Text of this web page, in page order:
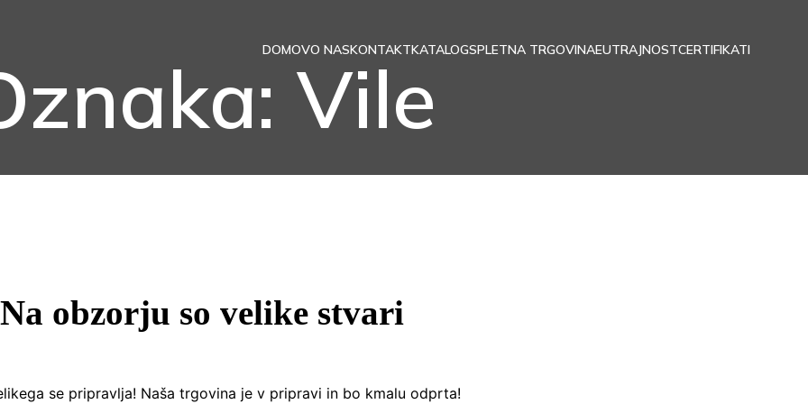
DOMOVO NASKONTAKTKATALOGSPLETNA TRGOVINAEUTRAJNOSTCERTIFIKATI
Vile
Na obzorju so velike stvari
se pripravlja! Naša trgovina je v pripravi in ​​bo kmalu odprta!